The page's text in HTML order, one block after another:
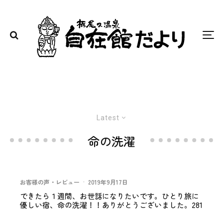
Latest
命の洗濯
お客様の声・レビュー · 2019年9月17日
できたら１週間、お世話になりたいです。ひとり旅に
優しい宿、命の洗濯！！ありがとうございました。281